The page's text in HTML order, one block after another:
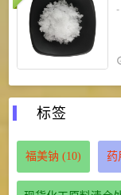
-
标签
福美钠 (10) 药